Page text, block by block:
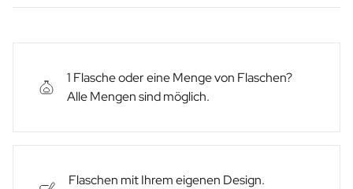
1 Flasche oder eine Menge von Flaschen?
Alle Mengen sind möglich.
Flaschen mit Ihrem eigenen Design.